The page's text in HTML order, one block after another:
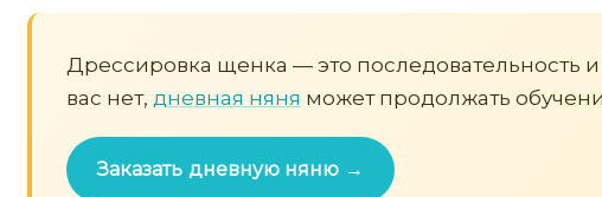
Дрессировка щенка — это последовательность
вас нет, дневная няня может продолжать
Заказать дневную няню →